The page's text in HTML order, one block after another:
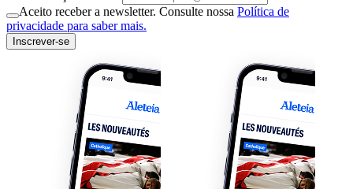
Aceito receber a newsletter. Consulte nossa Política de
privacidade para saber mais.
Inscrever-se